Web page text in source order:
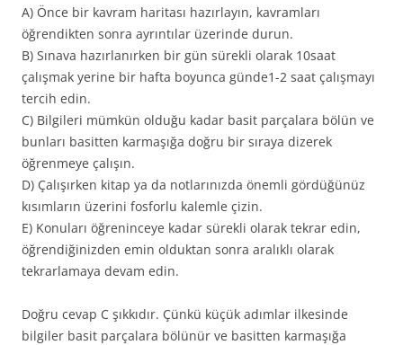
A) Önce bir kavram haritası hazırlayın, kavramları
öğrendikten sonra ayrıntılar üzerinde durun.
B) Sınava hazırlanırken bir gün sürekli olarak 10saat
çalışmak yerine bir hafta boyunca günde1-2 saat çalışmayı
tercih edin.
C) Bilgileri mümkün olduğu kadar basit parçalara bölün ve
bunları basitten karmaşığa doğru bir sıraya dizerek
öğrenmeye çalışın.
D) Çalışırken kitap ya da notlarınızda önemli gördüğünüz
kısımların üzerini fosforlu kalemle çizin.
E) Konuları öğreninceye kadar sürekli olarak tekrar edin,
öğrendiğinizden emin olduktan sonra aralıklı olarak
tekrarlamaya devam edin.
Doğru cevap C şıkkıdır. Çünkü küçük adımlar ilkesinde
bilgiler basit parçalara bölünür ve basitten karmaşığa